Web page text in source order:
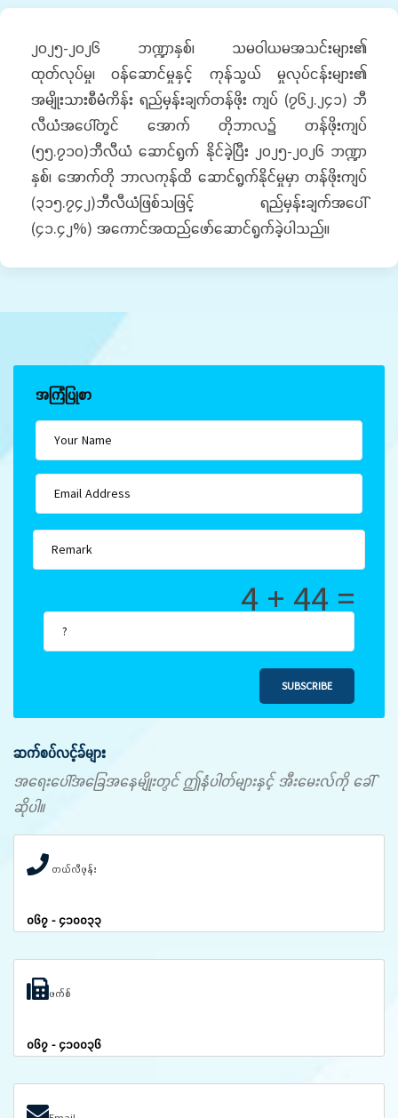
၂၀၂၅-၂၀၂၆ ဘဏ္ဍာနှစ်၊ သမဝါယမအသင်းများ၏
ထုတ်လုပ်မှု၊ ဝန်ဆောင်မှုနှင့် ကုန်သွယ် မှုလုပ်ငန်းများ၏
အမျိုးသားစီမံကိန်း ရည်မှန်းချက်တန်ဖိုး ကျပ် (၇၆၂.၂၄၁) ဘီ
လီယံအပေါ်တွင် အောက် တိုဘာလ၌ တန်ဖိုးကျပ်
(၅၅.၇၁၀)ဘီလီယံ ဆောင်ရွက် နိုင်ခဲ့ပြီး ၂၀၂၅-၂၀၂၆ ဘဏ္ဍာ
နှစ်၊ အောက်တို ဘာလကုန်ထိ ဆောင်ရွက်နိုင်မှုမှာ တန်ဖိုးကျပ်
(၃၁၅.၇၄၂)ဘီလီယံဖြစ်သဖြင့် ရည်မှန်းချက်အပေါ်
(၄၁.၄၂%) အကောင်အထည်ဖော်ဆောင်ရွက်ခဲ့ပါသည်။
အကြံပြုစာ
4 + 44 =
SUBSCRIBE
ဆက်စပ်လင့်ခ်များ
အရေးပေါ်အခြေအနေမျိုးတွင် ဤနံပါတ်များနှင့် အီးမေးလ်ကို ခေါ်
ဆိုပါ။
တယ်လီဖုန်း
၀၆၇ - ၄၁၀၀၃၃
ဖက်စ်
၀၆၇ - ၄၁၀၀၃၆